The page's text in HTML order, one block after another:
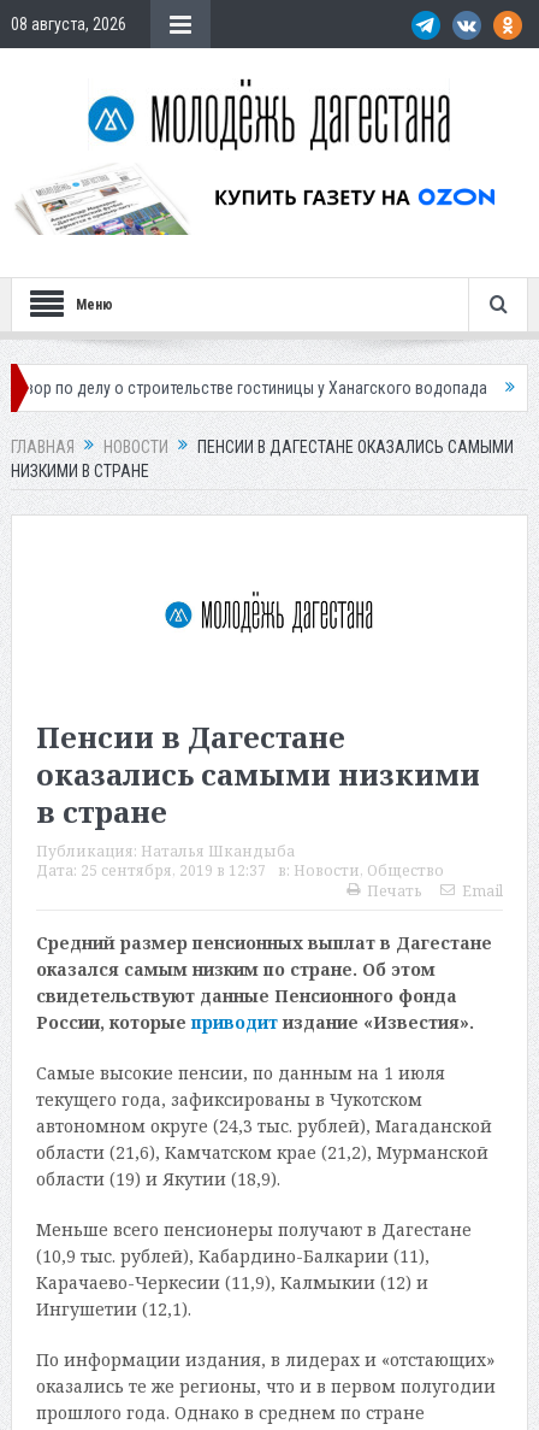
08 августа, 2026
Меню
о строительстве гостиницы у Ханагского водопада Власти
ГЛАВНАЯ НОВОСТИ
ПЕНСИИ В ДАГЕСТАНЕ ОКАЗАЛИСЬ САМЫМИ
НИЗКИМИ В СТРАНЕ
Пенсии в Дагестане
оказались самыми низкими
в стране
Публикация: Наталья Шкандыба
Дата: 25 сентября, 2019 в 12:37 в: Новости, Общество
Печать
Email
Средний размер пенсионных выплат в Дагестане
оказался самым низким по стране. Об этом
свидетельствуют данные Пенсионного фонда
России, которыеприводитиздание «Известия».
Самые высокие пенсии, по данным на 1 июля
текущего года, зафиксированы в Чукотском
автономном округе (24,3 тыс. рублей), Магаданской
области (21,6), Камчатском крае (21,2), Мурманской
области (19) и Якутии (18,9).
Меньше всего пенсионеры получают в Дагестане
(10,9 тыс. рублей), Кабардино-Балкарии (11),
Карачаево-Черкесии (11,9), Калмыкии (12) и
Ингушетии (12,1).
По информации издания, в лидерах и «отстающих»
оказались те же регионы, что и в первом полугодии
прошлого года. Однако в среднем по стране